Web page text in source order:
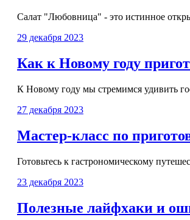
Салат "Любовница" - это истинное
29 декабря 2023
Как к Новому году
К Новому году мы стремимся удивить
27 декабря 2023
Мастер-класс по
Готовьтесь к гастрономическому
23 декабря 2023
Полезные лайфхаки и